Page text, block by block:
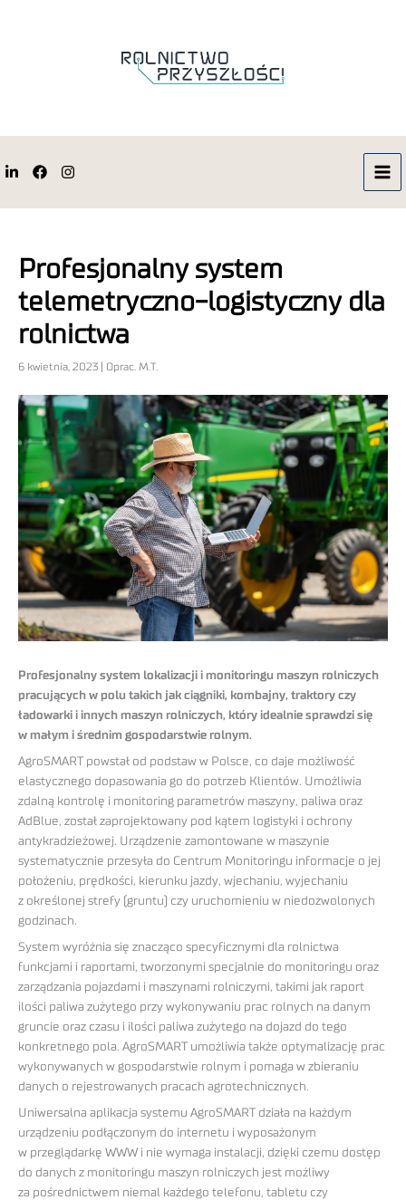
Profesjonalny system
telemetryczno-logistyczny dla
rolnictwa
6 kwietnia, 2023 | Oprac. M.T.
Profesjonalny system lokalizacji i monitoringu maszyn rolniczych
pracujących w polu takich jak ciągniki, kombajny, traktory czy
ładowarki i innych maszyn rolniczych, który idealnie sprawdzi się
w małym i średnim gospodarstwie rolnym.
AgroSMART powstał od podstaw w Polsce, co daje możliwość
elastycznego dopasowania go do potrzeb Klientów. Umożliwia
zdalną kontrolę i monitoring parametrów maszyny, paliwa oraz
AdBlue, został zaprojektowany pod kątem logistyki i ochrony
antykradzieżowej. Urządzenie zamontowane w maszynie
systematycznie przesyła do Centrum Monitoringu informacje o jej
położeniu, prędkości, kierunku jazdy, wjechaniu, wyjechaniu
z określonej strefy (gruntu) czy uruchomieniu w niedozwolonych
godzinach.
System wyróżnia się znacząco specyficznymi dla rolnictwa
funkcjami i raportami, tworzonymi specjalnie do monitoringu oraz
zarządzania pojazdami i maszynami rolniczymi, takimi jak raport
ilości paliwa zużytego przy wykonywaniu prac rolnych na danym
gruncie oraz czasu i ilości paliwa zużytego na dojazd do tego
konkretnego pola. AgroSMART umożliwia także optymalizację prac
wykonywanych w gospodarstwie rolnym i pomaga w zbieraniu
danych o rejestrowanych pracach agrotechnicznych.
Uniwersalna aplikacja systemu AgroSMART działa na każdym
urządzeniu podłączonym do internetu i wyposażonym
w przeglądarkę WWW i nie wymaga instalacji, dzięki czemu dostęp
do danych z monitoringu maszyn rolniczych jest możliwy
za pośrednictwem niemal każdego telefonu, tabletu czy